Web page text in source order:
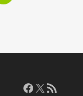
Facebook
X RSS feed